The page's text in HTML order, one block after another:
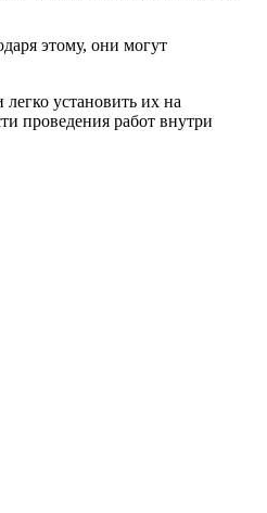
этому, они могут
установить их на
проведения работ внутри